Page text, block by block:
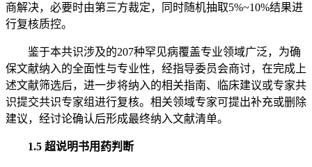
商解决，必要时由第三方裁定，同时随机抽取5%~10%结果进
行复核质控。
鉴于本共识涉及的207种罕见病覆盖专业领域广泛，为确
保文献纳入的全面性与专业性，经指导委员会商讨，在完成上
述文献筛选后，进一步将纳入的相关指南、临床建议或专家共
识提交共识专家组进行复核。相关领域专家可提出补充或删除
建议，经讨论确认后形成最终纳入文献清单。
1.5 超说明书用药判断